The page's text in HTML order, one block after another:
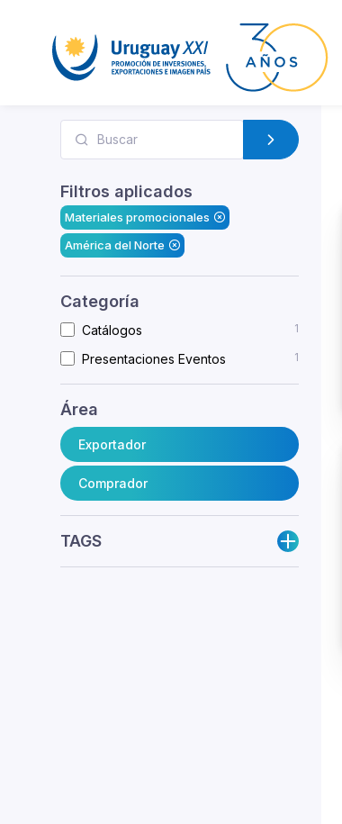
Filtros aplicados
Materiales promocionales
América del Norte
Categoría
Catálogos 1
Presentaciones Eventos 1
Área
Exportador
Comprador
TAGS